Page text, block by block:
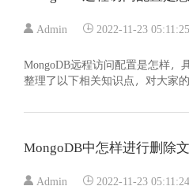
Admin 2022-11-23 05:11:25
MongoDB远程访问配置是怎样，
整理了以下相关知识点，对大家
MongoDB中怎样进行删除
Admin 2022-11-23 05:11:24